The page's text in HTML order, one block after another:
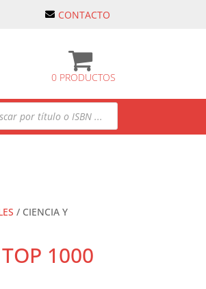
CONTACTO
0 PRODUCTOS
/ CIENCIA Y
1000